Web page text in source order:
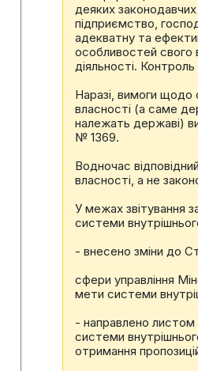
деяких
підприємство,
адекватну та
особливостей свого
діяльності.
Наразі, вимоги щодо
власності (а саме
належать державі)
№ 1369.
Водночас
власності, а не
У межах звітування
системи
- внесено зміни до
сфери управління
мети системи
- направлено листом
системи
отримання